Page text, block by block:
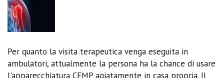
Per quanto la visita terapeutica venga eseguita in
ambulatori, attualmente la persona ha la chance di usare
l'apparecchiatura CEMP agiatamente in casa propria. Il